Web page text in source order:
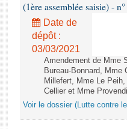
(1ère assemblée saisie) -
Date de
dépôt :
03/03/2021
Amendement de Mme
Bureau-Bonnard,
Millefert, Mme Le
Cellier et Mme
Voir le dossier (Lutte contre